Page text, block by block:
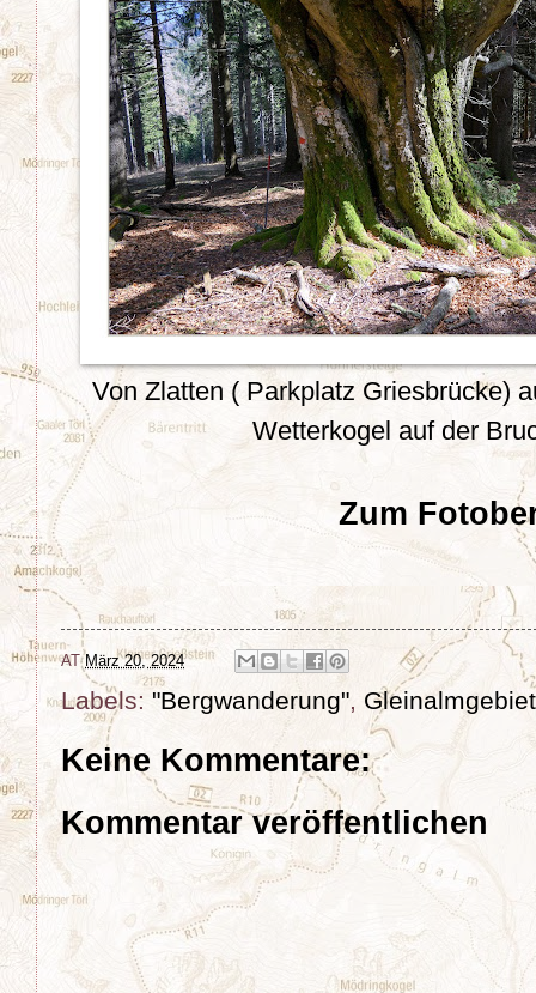
Von Zlatten ( Parkplatz Griesbrücke)
Wetterkogel auf der
Zum
ATMärz 20, 2024
Labels: "Bergwanderung", Gleinalmgebiet
Keine Kommentare:
Kommentar veröffentlichen